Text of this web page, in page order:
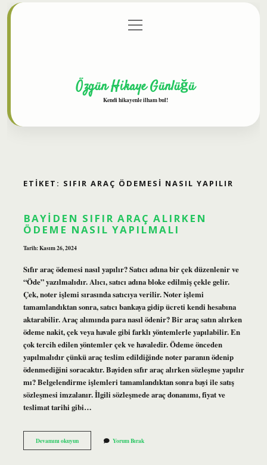
Gizlilik Politikası
menüyü
aç
Özgün Hikaye Günlüğü
Kendi hikayenle ilham bul!
ETIKET: SIFIR ARAÇ ÖDEMESI NASIL YAPILIR
BAYIDEN SIFIR ARAÇ ALIRKEN
ÖDEME NASIL YAPILMALI
Tarih: Kasım 26, 2024
Sıfır araç ödemesi nasıl yapılır? Satıcı adına bir çek düzenlenir ve
“Öde” yazılmalıdır. Alıcı, satıcı adına bloke edilmiş çekle gelir.
Çek, noter işlemi sırasında satıcıya verilir. Noter işlemi
tamamlandıktan sonra, satıcı bankaya gidip ücreti kendi hesabına
aktarabilir. Araç alımında para nasıl ödenir? Bir araç satın alırken
ödeme nakit, çek veya havale gibi farklı yöntemlerle yapılabilir. En
çok tercih edilen yöntemler çek ve havaledir. Ödeme önceden
yapılmalıdır çünkü araç teslim edildiğinde noter paranın ödenip
ödenmediğini soracaktır. Bayiden sıfır araç alırken sözleşme yapılır
mı? Belgelendirme işlemleri tamamlandıktan sonra bayi ile satış
sözleşmesi imzalanır. İlgili sözleşmede araç donanımı, fiyat ve
teslimat tarihi gibi…
Devamını okuyunBayiden
Sıfır
Yorum Bırak